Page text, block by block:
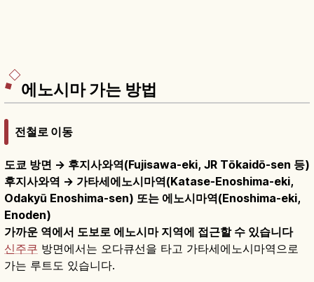
에노시마 가는 방법
전철로 이동
도쿄 방면 → 후지사와역(Fujisawa-eki, JR Tōkaidō-sen 등)
후지사와역 → 가타세에노시마역(Katase-Enoshima-eki,
Odakyū Enoshima-sen) 또는 에노시마역(Enoshima-eki,
Enoden)
가까운 역에서 도보로 에노시마 지역에 접근할 수 있습니다
신주쿠 방면에서는 오다큐선을 타고 가타세에노시마역으로
가는 루트도 있습니다.